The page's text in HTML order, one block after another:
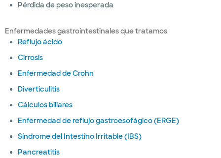
Pérdida de peso inesperada
Enfermedades gastrointestinales que tratamos
Reflujo ácido
Cirrosis
Enfermedad de Crohn
Diverticulitis
Cálculos biliares
Enfermedad de reflujo gastroesofágico (ERGE)
Síndrome del Intestino Irritable (IBS)
Pancreatitis